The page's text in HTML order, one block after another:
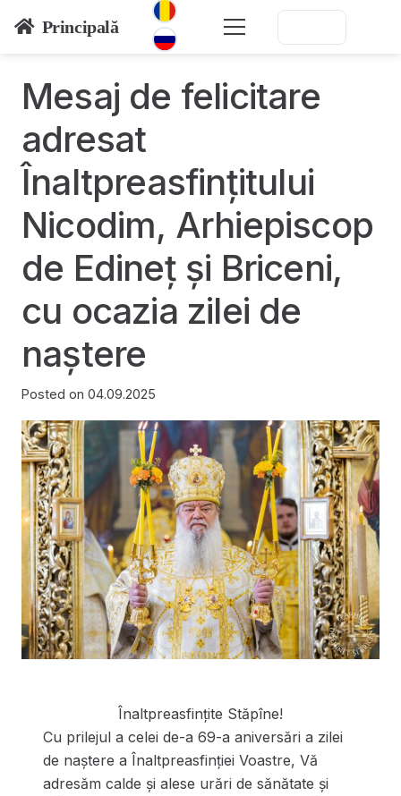
Principală
Mesaj de felicitare
adresat
Înaltpreasfințitului
Nicodim, Arhiepiscop
de Edineț și Briceni,
cu ocazia zilei de
naștere
Posted on 04.09.2025
Înaltpreasfințite Stăpîne!
Cu prilejul a celei de-a 69-a aniversări a zilei
de naștere a Înaltpreasfinției Voastre, Vă
adresăm calde și alese urări de sănătate și